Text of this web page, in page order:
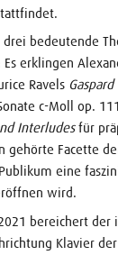
bedeutende
erklingen
Ravels
c-Moll op.
Interludesfür
gehörte Facette
eine
wird.
bereichert der
Klavier